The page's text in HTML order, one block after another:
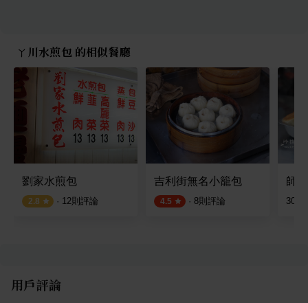
ㄚ川水煎包 的相似餐廳
劉家水煎包
2.8 · 12則評論
吉利街無名小籠包
4.5 · 8則評論
師
30
用戶評論